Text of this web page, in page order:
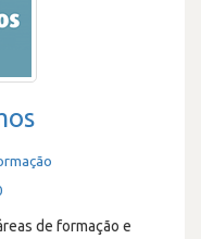
de formação e